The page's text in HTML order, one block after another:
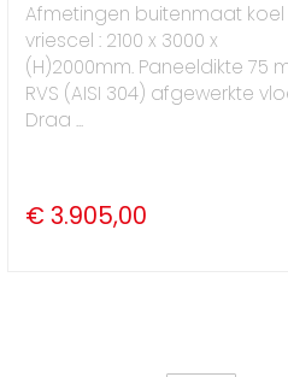
Afmetingen buitenmaat
vriescel : 2100 x 3000 x
(H)2000mm. Paneeldikte 75
RVS (AISI 304) afgewerkte
Draa ...
€ 3.905,00